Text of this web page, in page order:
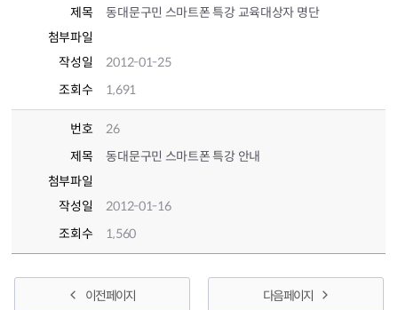
제목
동대문구민 스마트폰 특강 교육대상자 명단
첨부파일
작성일
2012-01-25
조회수
1,691
번호
26
제목
동대문구민 스마트폰 특강 안내
첨부파일
작성일
2012-01-16
조회수
1,560
이전 페이지 다음 페이지